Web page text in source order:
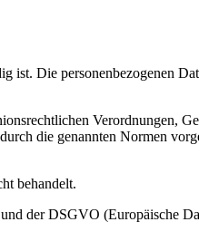
Die personenbezogenen
Verordnungen,
die genannten Normen
behandelt.
der DSGVO (Europäische